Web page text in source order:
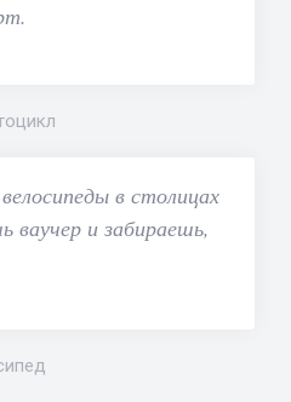
в столицах
ваучер и забираешь,